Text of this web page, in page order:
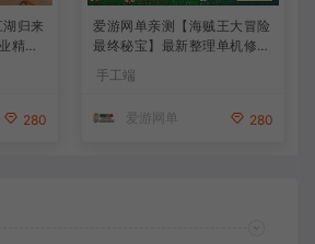
归来
精修
后台
视
280
爱游网单亲测【海贼王大冒险
最终秘宝】最新整理单机修复
版 带网页GM充值物品后台
回合制抽卡模拟器手游 虚拟
本教学
手工端
爱游网单 280